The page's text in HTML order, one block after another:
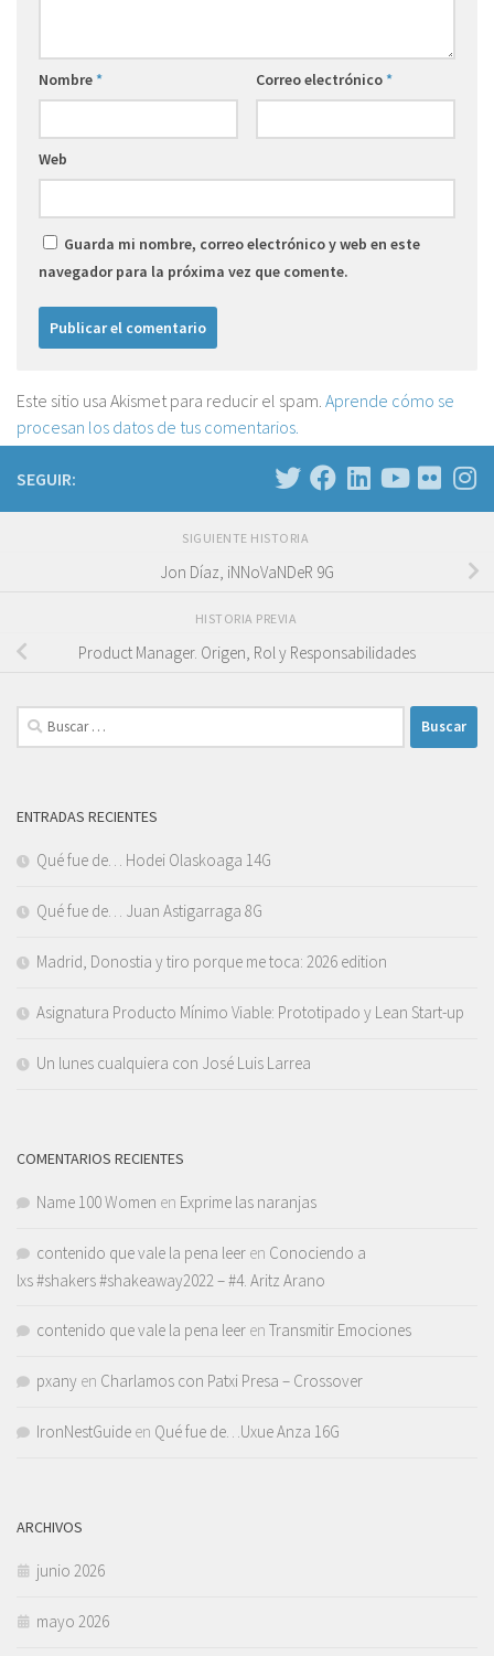
Nombre* Correo electrónico*
Web
Guarda mi nombre, correo electrónico y web en este
navegador para la próxima vez que comente.
Este sitio usa Akismet para reducir el spam. Aprende cómo se
procesan los datos de tus comentarios.
SEGUIR:
SIGUIENTE HISTORIA
Jon Díaz, iNNoVaNDeR 9G
HISTORIA PREVIA
Product Manager. Origen, Rol y Responsabilidades
Buscar:
ENTRADAS RECIENTES
Qué fue de… Hodei Olaskoaga 14G
Qué fue de… Juan Astigarraga 8G
Madrid, Donostia y tiro porque me toca: 2026 edition
Asignatura Producto Mínimo Viable: Prototipado y Lean Start-up
Un lunes cualquiera con José Luis Larrea
COMENTARIOS RECIENTES
Name 100 Women en Exprime las naranjas
contenido que vale la pena leer en Conociendo a
lxs #shakers #shakeaway2022 – #4. Aritz Arano
contenido que vale la pena leer en Transmitir Emociones
pxany en Charlamos con Patxi Presa – Crossover
IronNestGuide en Qué fue de…Uxue Anza 16G
ARCHIVOS
junio 2026
mayo 2026